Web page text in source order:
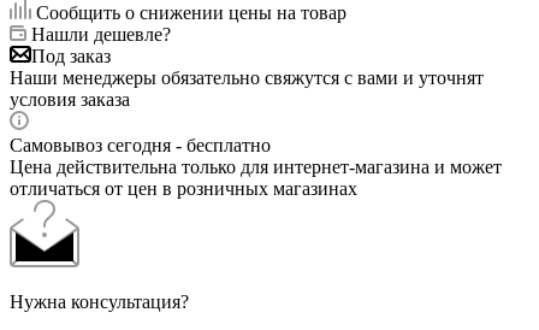
Сообщить о снижении цены на товар
Нашли дешевле?
Под заказ
Наши менеджеры обязательно свяжутся с вами и уточнят
условия заказа
Самовывоз сегодня - бесплатно
Цена действительна только для интернет-магазина и может
отличаться от цен в розничных магазинах
Нужна консультация?